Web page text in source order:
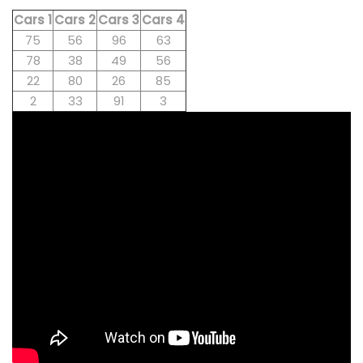
Cars 1Cars 2Cars 3Cars 4
75
56 96
63
78
38 49
56
22
80 26
85
2
33 91 3